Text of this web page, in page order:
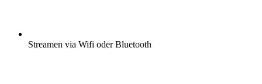
Streamen via Wifi oder Bluetooth